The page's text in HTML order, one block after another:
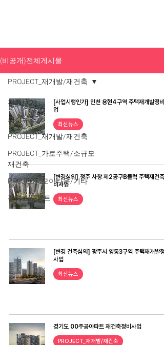
(비공개)전체게시물
전체보기
최신뉴스
PROJECT_재개발/재건축
PROJECT_가로주택/소규모
재건축
PROJECT_모아타운/기타
전체프로젝트
PROJECT_재개발/재건축
[사업시행인가] 인천 용현4구역 주택재개발정비
업
최신뉴스
[변경심의] 청주 사창 제2공구B블럭 주택재건축
비사업
최신뉴스
[변경 건축심의] 광주시 양동3구역 주택재개발정
사업
최신뉴스
경기도 00주공아파트 재건축정비사업
PROJECT_재개발/재건축